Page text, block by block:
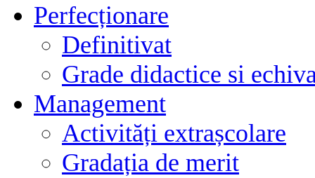
Perfecționare
Definitivat
Grade didactice si
Management
Activități extrașcolare
Gradația de merit